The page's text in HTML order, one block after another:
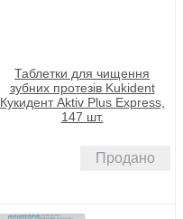
Таблетки для чищення
зубних протезів Kukident
Кукидент Aktiv Plus Express,
147 шт.
Продано